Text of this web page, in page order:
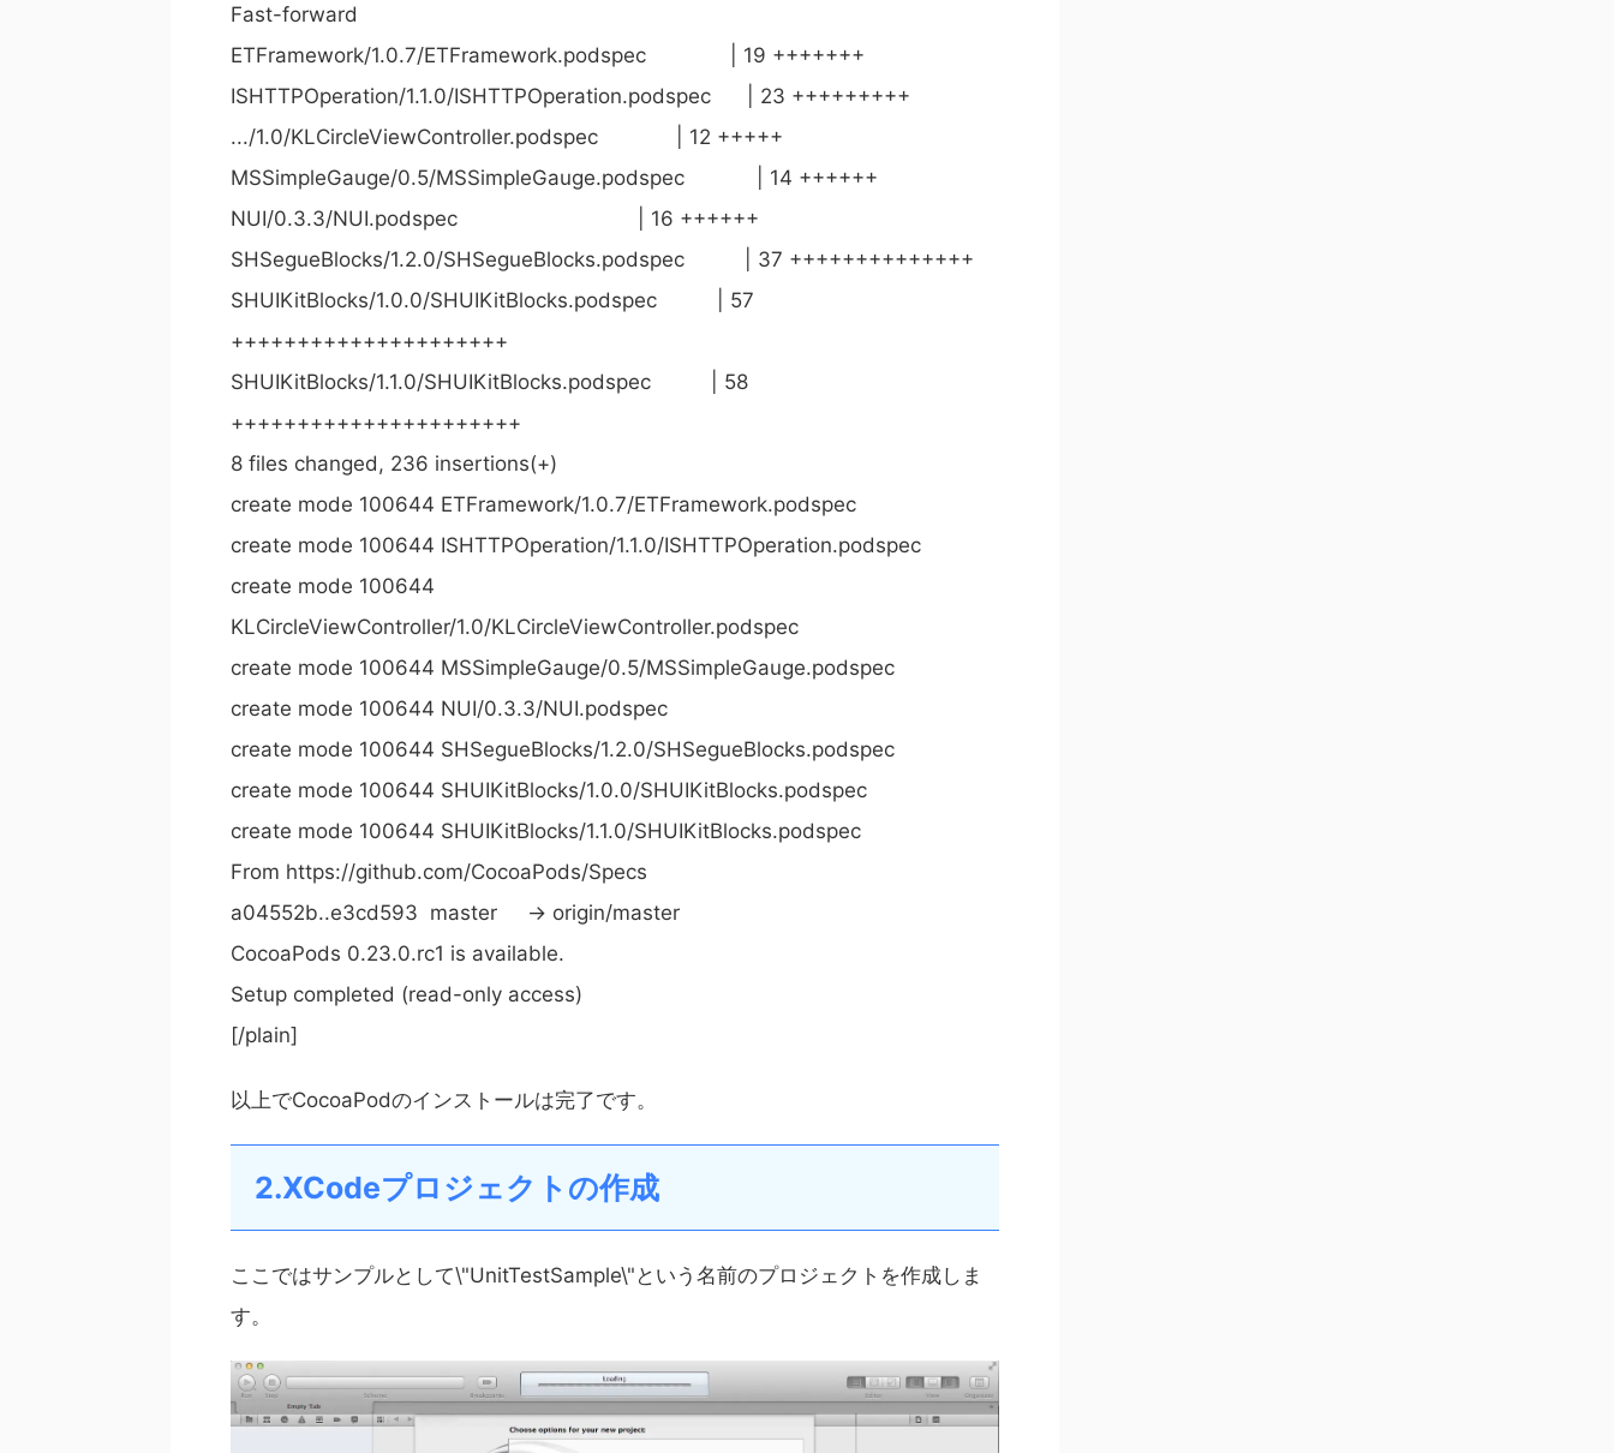
Fast-forward
ETFramework/1.0.7/ETFramework.podspec | 19 +++++++
ISHTTPOperation/1.1.0/ISHTTPOperation.podspec | 23 +++++++++
.../1.0/KLCircleViewController.podspec | 12 +++++
MSSimpleGauge/0.5/MSSimpleGauge.podspec | 14 ++++++
NUI/0.3.3/NUI.podspec | 16 ++++++
SHSegueBlocks/1.2.0/SHSegueBlocks.podspec | 37 ++++++++++++++
SHUIKitBlocks/1.0.0/SHUIKitBlocks.podspec | 57
+++++++++++++++++++++
SHUIKitBlocks/1.1.0/SHUIKitBlocks.podspec | 58
++++++++++++++++++++++
8 files changed, 236 insertions(+)
create mode 100644 ETFramework/1.0.7/ETFramework.podspec
create mode 100644 ISHTTPOperation/1.1.0/ISHTTPOperation.podspec
create mode 100644
KLCircleViewController/1.0/KLCircleViewController.podspec
create mode 100644 MSSimpleGauge/0.5/MSSimpleGauge.podspec
create mode 100644 NUI/0.3.3/NUI.podspec
create mode 100644 SHSegueBlocks/1.2.0/SHSegueBlocks.podspec
create mode 100644 SHUIKitBlocks/1.0.0/SHUIKitBlocks.podspec
create mode 100644 SHUIKitBlocks/1.1.0/SHUIKitBlocks.podspec
From https://github.com/CocoaPods/Specs
a04552b..e3cd593 master -> origin/master
CocoaPods 0.23.0.rc1 is available.
Setup completed (read-only access)
[/plain]
以上でCocoaPodのインストールは完了です。
2.XCodeプロジェクトの作成
ここではサンプルとして\"UnitTestSample\"という名前のプロジェクトを作成しま
す。